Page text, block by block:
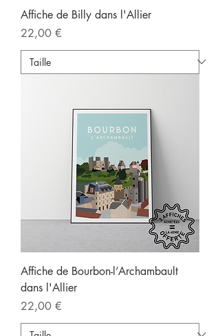
Affiche de Billy dans l'Allier
Prix
22,00 €
Affiche de Bourbon-l’Archambault
dans l'Allier
Prix
22,00 €